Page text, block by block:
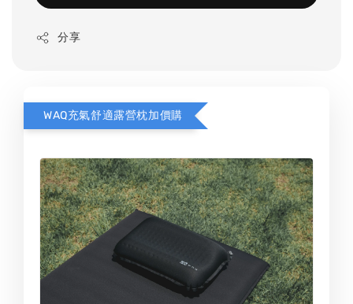
分享
WAQ充氣舒適露營枕加價購